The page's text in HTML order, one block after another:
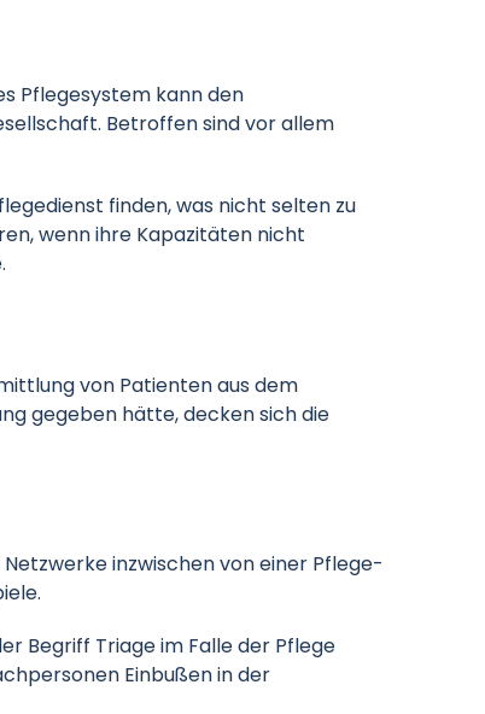
Pflegesystem kann den
Betroffen sind vor allem
finden, was nicht selten zu
wenn ihre Kapazitäten nicht
von Patienten aus dem
gegeben hätte, decken sich die
inzwischen von einer Pflege-
Begriff Triage im Falle der Pflege
Einbußen in der